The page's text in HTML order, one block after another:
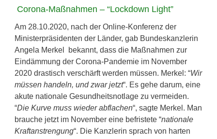
Corona-Maßnahmen – “Lockdown Light”
Am 28.10.2020, nach der Online-Konferenz der
Ministerpräsidenten der Länder, gab Bundeskanzlerin
Angela Merkel bekannt, dass die Maßnahmen zur
Eindämmung der Corona-Pandemie im November
2020 drastisch verschärft werden müssen. Merkel: “Wir
müssen handeln, und zwar jetzt“. Es gehe darum, eine
akute nationale Gesundheitsnotlage zu vermeiden.
“Die Kurve muss wieder abflachen“, sagte Merkel. Man
brauche jetzt im November eine befristete “nationale
Kraftanstrengung“. Die Kanzlerin sprach von harten